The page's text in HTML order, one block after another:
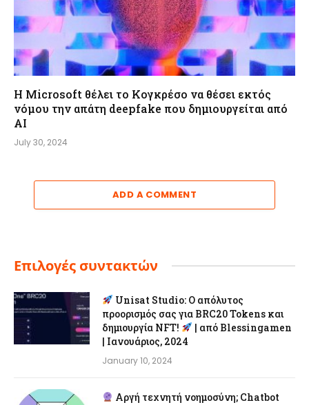
Η Microsoft θέλει το Κογκρέσο να θέσει εκτός
νόμου την απάτη deepfake που δημιουργείται από
AI
July 30, 2024
ADD A COMMENT
Επιλογές συντακτών
Unisat Studio: Ο απόλυτος
προορισμός σας για BRC20 Tokens και
δημιουργία NFT!
| από Blessingamen
| Ιανουάριος, 2024
January 10, 2024
Αργή τεχνητή νοημοσύνη; Chatbot